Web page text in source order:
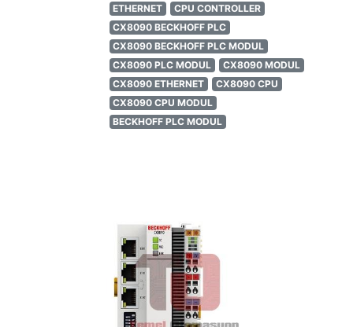
ETHERNET
CPU CONTROLLER
CX8090 BECKHOFF PLC
CX8090 BECKHOFF PLC MODUL
CX8090 PLC MODUL
CX8090 MODUL
CX8090 ETHERNET
CX8090 CPU
CX8090 CPU MODUL
BECKHOFF PLC MODUL